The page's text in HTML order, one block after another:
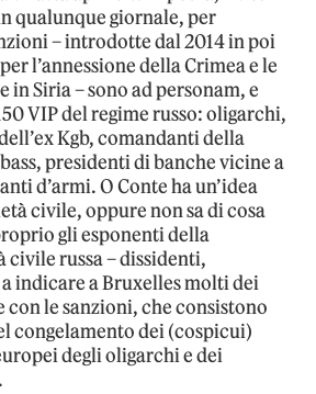
qualunque giornale, per
– introdotte dal 2014 in poi
l’annessione della Crimea e le
in Siria – sono ad personam, e
VIP del regime russo: oligarchi,
Kgb, comandanti della
presidenti di banche vicine a
d’armi. O Conte ha un’idea
civile, oppure non sa di cosa
gli esponenti della
russa – dissidenti,
indicare a Bruxelles molti dei
con le sanzioni, che consistono
congelamento dei (cospicui)
degli oligarchi e dei